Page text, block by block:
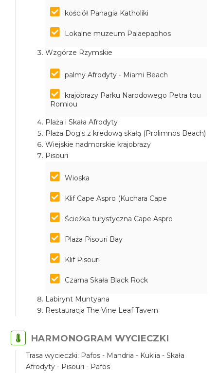
kościół Panagia Katholiki
Lokalne muzeum Palaepaphos
Wzgórze Rzymskie
palmy Afrodyty - Miami Beach
krajobrazy Parku Narodowego Petra tou
Romiou
Plaża i Skała Afrodyty
Plaża Dog's z kredową skałą (Prolimnos Beach)
Wiejskie nadmorskie krajobrazy
Pisouri
Wioska
Klif Cape Aspro (Kuchara Cape
Ścieżka turystyczna Cape Aspro
Plaża Pisouri Bay
Klif Pisouri
Czarna Skała Black Rock
Labirynt Muntyana
Restauracja The Vine Leaf Tavern
HARMONOGRAM WYCIECZKI
Trasa wycieczki: Pafos - Mandria - Kuklia - Skała
Afrodyty - Pisouri - Pafos